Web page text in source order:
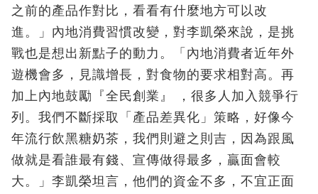
之前的產品作對比，看看有什麼地方可以改
進。」內地消費習慣改變，對李凱榮來說，是挑
戰也是想出新點子的動力。「內地消費者近年外
遊機會多，見識增長，對食物的要求相對高。再
加上內地鼓勵『全民創業』 ，很多人加入競爭行
列。我們不斷採取「產品差異化」策略，好像今
年流行飲黑糖奶茶，我們則避之則吉，因為跟風
做就是看誰最有錢、宣傳做得最多，贏面會較
大。」李凱榮坦言，他們的資金不多，不宜正面